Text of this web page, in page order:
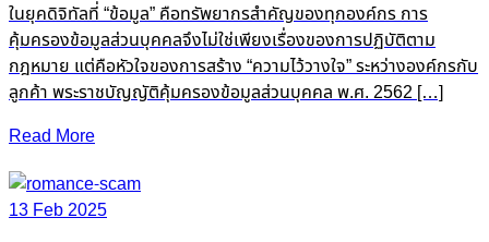
ในยุคดิจิทัลที่ “ข้อมูล” คือทรัพยากรสำคัญของทุกองค์กร การ
คุ้มครองข้อมูลส่วนบุคคลจึงไม่ใช่เพียงเรื่องของการปฏิบัติตาม
กฎหมาย แต่คือหัวใจของการสร้าง “ความไว้วางใจ” ระหว่างองค์กรกับ
ลูกค้า พระราชบัญญัติคุ้มครองข้อมูลส่วนบุคคล พ.ศ. 2562 […]
Read More
13 Feb 2025